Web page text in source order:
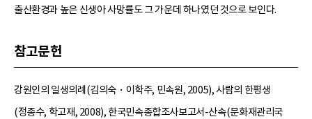
출산환경과 높은 신생아 사망률도 그 가운데 하나였던 것으로 보인다.
참고문헌
강원인의 일생의례(김의숙・이학주, 민속원, 2005), 사람의 한평생
(정종수, 학고재, 2008), 한국민속종합조사보고서-산속(문화재관리국